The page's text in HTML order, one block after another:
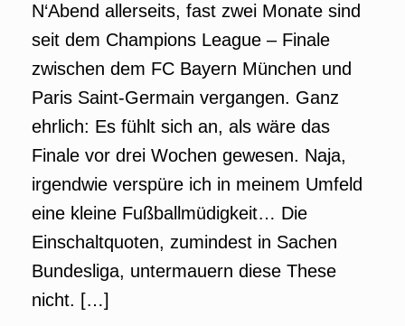
N‘Abend allerseits, fast zwei Monate sind
seit dem Champions League – Finale
zwischen dem FC Bayern München und
Paris Saint-Germain vergangen. Ganz
ehrlich: Es fühlt sich an, als wäre das
Finale vor drei Wochen gewesen. Naja,
irgendwie verspüre ich in meinem Umfeld
eine kleine Fußballmüdigkeit… Die
Einschaltquoten, zumindest in Sachen
Bundesliga, untermauern diese These
nicht. […]